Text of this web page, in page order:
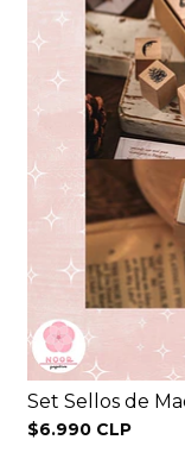
Set Sellos de
$6.990 CLP